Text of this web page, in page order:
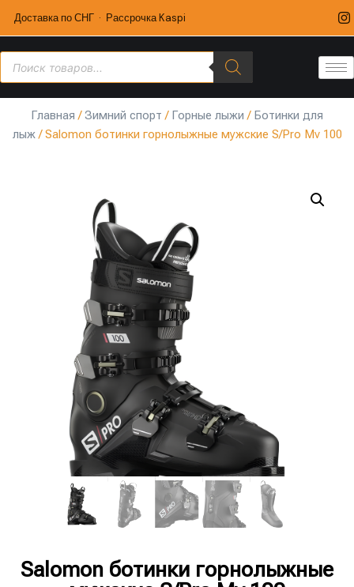
Доставка по СНГ · Рассрочка Kaspi
Главная /Зимний спорт / Горные лыжи / Ботинки для
лыж/ Salomon ботинки горнолыжные мужские S/Pro Mv 100
Salomon ботинки горнолыжные